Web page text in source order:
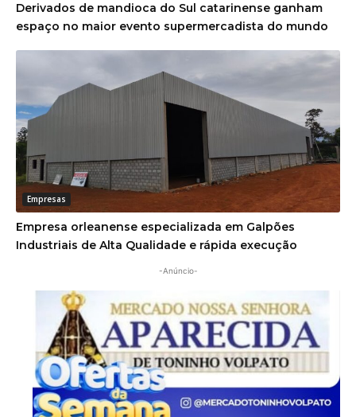
Derivados de mandioca do Sul catarinense ganham
espaço no maior evento supermercadista do mundo
Empresas
Empresa orleanense especializada em Galpões
Industriais de Alta Qualidade e rápida execução
-Anúncio-